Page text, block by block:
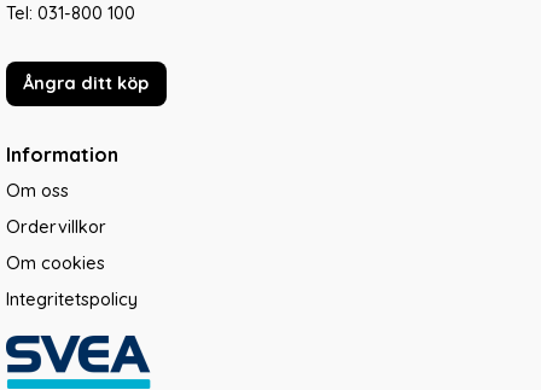
Tel: 031-800 100
Ångra ditt köp
Information
Om oss
Ordervillkor
Om cookies
Integritetspolicy